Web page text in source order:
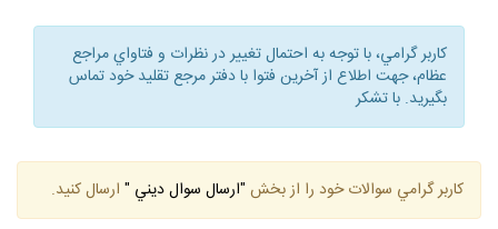
كاربر گرامي، با توجه به احتمال تغيير در نظرات و فتاواي مراجع
عظام، جهت اطلاع از آخرين فتوا با دفتر مرجع تقليد خود تماس
بگيريد. با تشكر
كاربر گرامي سوالات خود را از بخش "ارسال سوال ديني " ارسال كنيد.